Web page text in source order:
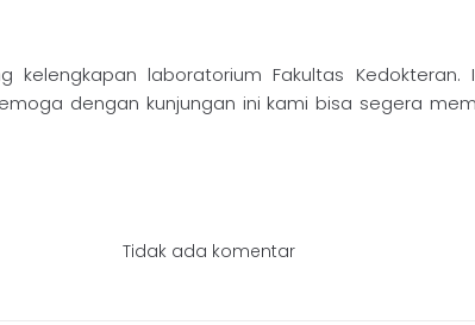
kelengkapan laboratorium Fakultas
dengan kunjungan ini kami bisa segera
Tidak ada komentar